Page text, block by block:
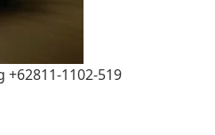
+62811-1102-519